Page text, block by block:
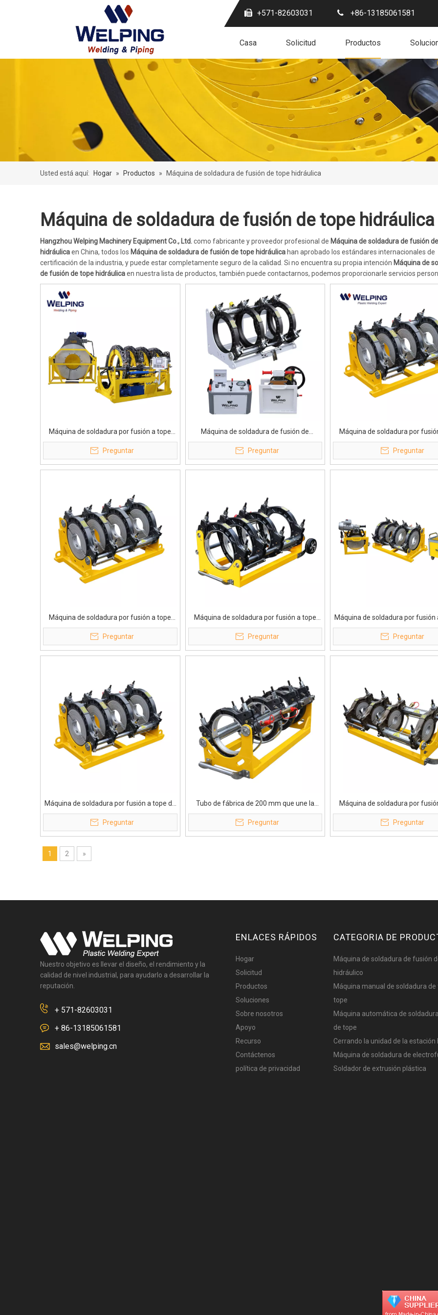
+571-82603031 +86-13185061581
Casa Solicitud Productos
Usted está aquí: Hogar » Productos » Máquina de soldadura de fusión de tope hidráulica
Máquina de soldadura de fusión de tope hidráulica
Hangzhou Welping Machinery Equipment Co., Ltd.como fabricante y proveedor profesional de Máquina de soldadura de fusión
hidráulicaen China, todos los Máquina de soldadura de fusión de tope hidráulica han aprobado los estándares internacionales de
certificación de la industria, y puede estar completamente seguro de la calidad. Si no encuentra su propia intención Máquina de
de fusión de tope hidráulicaen nuestra lista de productos, también puede contactarnos, podemos proporcionarle servicios
Máquina de soldadura por fusión a tope
HDPE 1200-1600 mm WP1600AH Directo
de fábrica
Preguntar
Máquina de soldadura de fusión de
tuberías HDPE hidráulicas de gama alta
WP355A Pro
Preguntar
Máquina de soldadura por
hidráulica, soldador de plástico
Preguntar
Máquina de soldadura por fusión a tope
profesional de 355 mm
Preguntar
Máquina de soldadura por fusión a tope
hidráulica directa de fábrica de estructura
reforzada de 315 mm
Preguntar
Máquina de soldadura por fusión
hdpe de diseño industrial de
Preguntar
Máquina de soldadura por fusión a tope de
tubo hdpe profesional de 355 mm
Preguntar
Tubo de fábrica de 200 mm que une la
máquina de soldadura por fusión a tope
hidráulica
Preguntar
Máquina de soldadura por
hidráulica de estructura
mm de red de línea de
Preguntar
1 2 »
Nuestro objetivo es llevar el diseño, el rendimiento y la
calidad de nivel industrial, para ayudarlo a desarrollar la
reputación.
+ 571-82603031
+ 86-13185061581
sales@welping.cn
ENLACES RÁPIDOS
Hogar
Solicitud
Productos
Soluciones
Sobre nosotros
Apoyo
Recurso
Contáctenos
política de privacidad
CATEGORIA DE
Máquina de soldadura de fusión
hidráulico
Máquina manual de soldadura de
tope
Máquina automática de
de tope
Cerrando la unidad de la estación
Máquina de soldadura de
Soldador de extrusión plástica